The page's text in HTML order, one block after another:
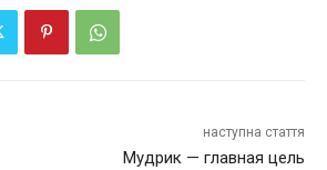
наступна стаття
Мудрик — главная цель